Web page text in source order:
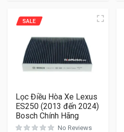
SALE
Lọc Điều Hòa Xe Lexus
ES250 (2013 đến 2024)
Bosch Chính Hãng
No Reviews